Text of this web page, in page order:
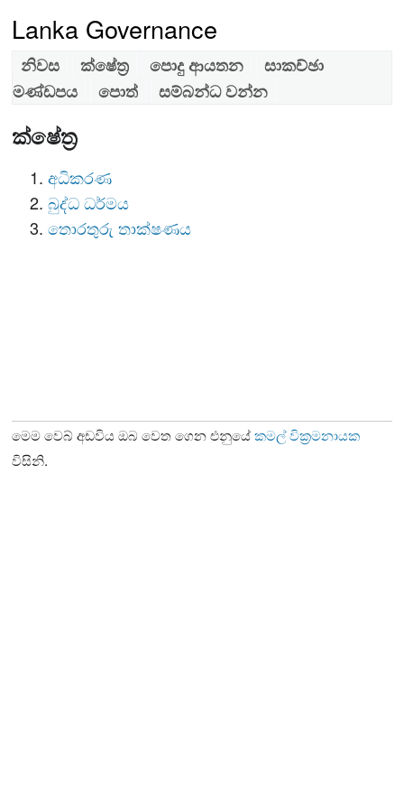
Lanka Governance
නිවස ක්ෂේත්‍ර පොදු ආයතන
සාකච්ඡා
මණ්ඩපය
පොත් සම්බන්ධ වන්න
ක්ෂේත්‍ර
අධිකරණ
බුද්ධ ධර්මය
තොරතුරු තාක්ෂණය
මෙම වෙබ් අඩවිය ඔබ වෙත ගෙන එනුයේකමල් වික්‍රමනායක
විසිනි.